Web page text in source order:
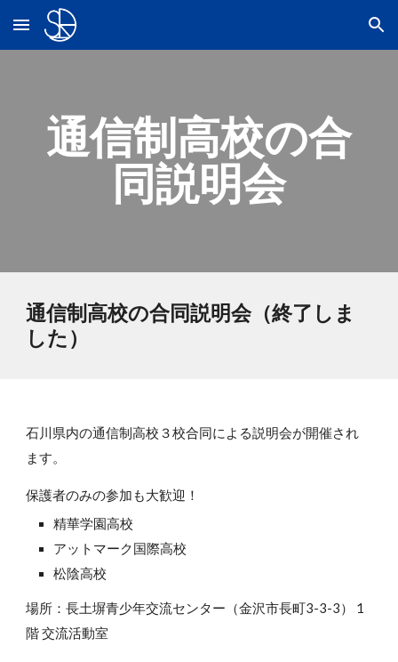
Skip to main content Skip to navigation
通信制高校の合
同説明会
通信制高校の合同説明会（終了しま
した）
石川県内の通信制高校３校合同による説明会が開催され
ます。
保護者のみの参加も大歓迎！
精華学園高校
アットマーク国際高校
松陰高校
場所：長土塀青少年交流センター（金沢市長町3-3-3） 1
階 交流活動室